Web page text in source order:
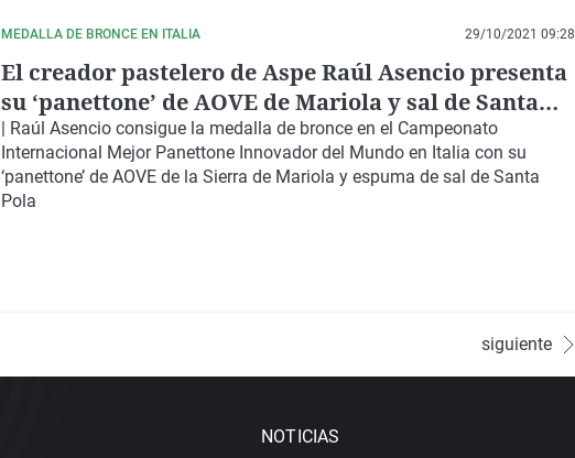
MEDALLA DE BRONCE EN ITALIA 29/10/2021 09:28
El creador pastelero de Aspe Raúl Asencio presenta
su ‘panettone’ de AOVE de Mariola y sal de Santa
Pola
Raúl Asencio consigue la medalla de bronce en el Campeonato
Internacional Mejor Panettone Innovador del Mundo en Italia con su
‘panettone’ de AOVE de la Sierra de Mariola y espuma de sal de Santa
Pola
siguiente
NOTICIAS